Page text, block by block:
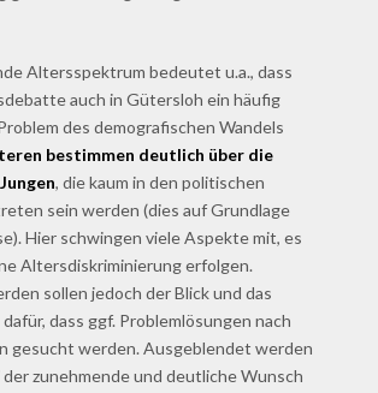
Altersspektrum bedeutet u.a., dass
auch in Gütersloh ein häufig
des demografischen Wandels
bestimmen deutlich über die
, die kaum in den politischen
sein werden (dies auf Grundlage
Hier schwingen viele Aspekte mit, es
Altersdiskriminierung erfolgen.
sollen jedoch der Blick und das
dass ggf. Problemlösungen nach
gesucht werden. Ausgeblendet werden
zunehmende und deutliche Wunsch